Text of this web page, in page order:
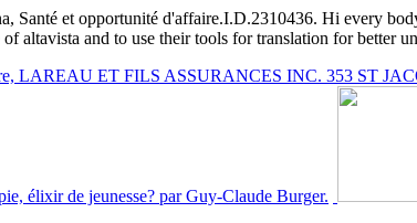
Santé et opportunité d'affaire.I.D.2310436. Hi every
of altavista and to use their tools for translation for
LAREAU ET FILS ASSURANCES INC. 353 ST
élixir de jeunesse? par Guy-Claude Burger.